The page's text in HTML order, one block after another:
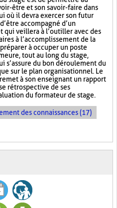
être et son savoir-faire dans
où il devra exercer son futur
accompagné d’un
qui veillera à l’outiller avec des
à l’accomplissement de la
à occuper un poste
tout au long du stage,
s’assure du bon déroulement du
sur le plan organisationnel. Le
à son enseignant un rapport
rétrospective de ses
du formateur de stage.
des connaissances (17)